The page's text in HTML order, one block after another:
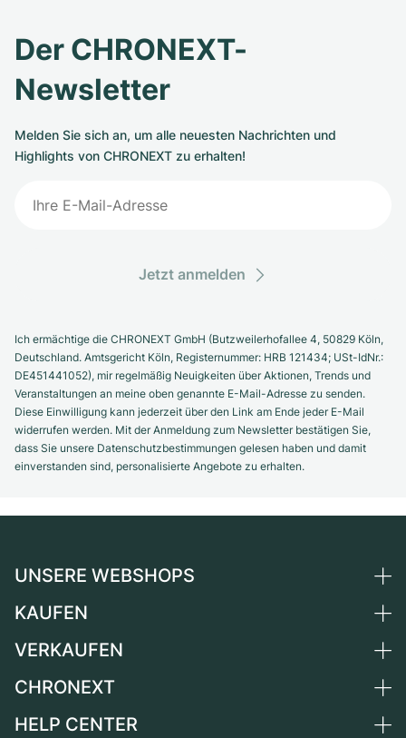
Der CHRONEXT-
Newsletter
Melden Sie sich an, um alle neuesten Nachrichten und
Highlights von CHRONEXT zu erhalten!
Jetzt anmelden
Ich ermächtige die CHRONEXT GmbH (Butzweilerhofallee 4, 50829 Köln,
Deutschland. Amtsgericht Köln, Registernummer: HRB 121434; USt-IdNr.:
DE451441052), mir regelmäßig Neuigkeiten über Aktionen, Trends und
Veranstaltungen an meine oben genannte E-Mail-Adresse zu senden.
Diese Einwilligung kann jederzeit über den Link am Ende jeder E-Mail
widerrufen werden. Mit der Anmeldung zum Newsletter bestätigen Sie,
dass Sie unsere Datenschutzbestimmungen gelesen haben und damit
einverstanden sind, personalisierte Angebote zu erhalten.
UNSERE WEBSHOPS
Deutschland
Schweiz
Frankreich
KAUFEN
Alle Luxusuhren
Independent Brands
VERKAUFEN
Uhr verkaufen
CHRONEXT
Über uns
HELP CENTER